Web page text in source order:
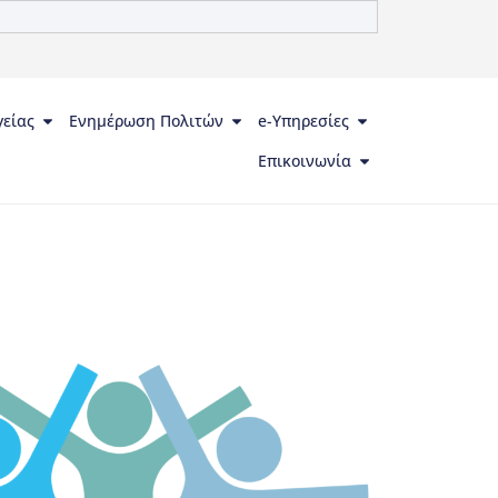
Ενημέρωση Πολιτών
e-Υπηρεσίες
Επικοινωνία